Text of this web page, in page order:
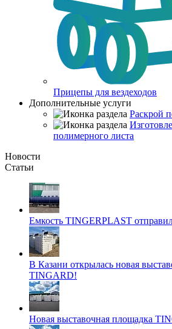
Прицепы для вездеходов
Дополнительные услуги
Раскрой
полимерного листа
Новости
Статьи
Емкость TINGERPLAST
В Казани открылась новая
TINGARD!
Новая выставочная площадка